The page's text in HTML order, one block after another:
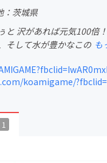
音楽
ゲーム・サービス開発
チャレンジ
：茨城県
と 沢があれば元気100
そして水が豊かなこの も
koamigame/
1